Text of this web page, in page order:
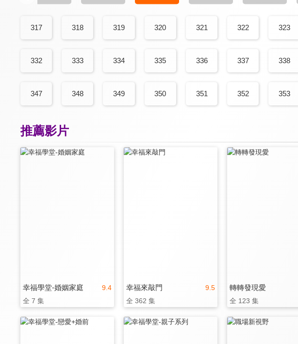
317 318 319 320 321 322 323
332 333 334 335 336 337 338
347 348 349 350 351 352 353
推薦影片
9.4
幸福學堂-婚姻家庭
全 7 集
9.5
幸福來敲門
全 362 集
轉轉發現愛
全 123 集